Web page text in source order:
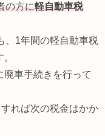
の方に軽自動車税
、1年間の軽自動車税
車手続きを行って
れば次の税金はかか